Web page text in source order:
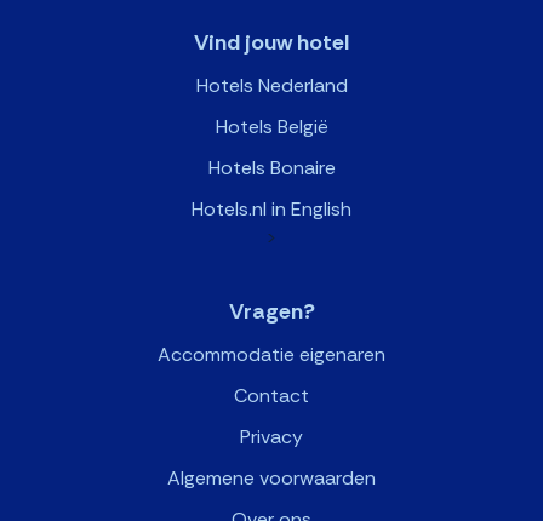
Vind jouw hotel
Hotels Nederland
Hotels België
Hotels Bonaire
Hotels.nl in English
>
Vragen?
Accommodatie eigenaren
Contact
Privacy
Algemene voorwaarden